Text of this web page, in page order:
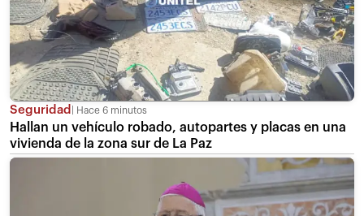
Seguridad Hace 6 minutos
Hallan un vehículo robado, autopartes y placas en una
vivienda de la zona sur de La Paz